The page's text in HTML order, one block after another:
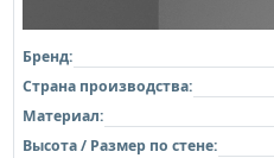
Бренд:
Страна производства:
Материал:
Высота / Размер по стене: